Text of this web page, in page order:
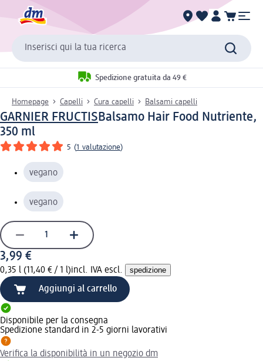
Inserisci qui la tua ricerca
Spedizione gratuita da 49 €
Homepage Capelli Cura capelli Balsami capelli
GARNIER FRUCTISBalsamo Hair Food Nutriente,
350 ml
5 (1 valutazione)
vegano
vegano
3,99 €
0,35 l (11,40 € / 1 l)incl. IVA escl. spedizione
Aggiungi al carrello
Disponibile per la consegna
Spedizione standard in 2-5 giorni lavorativi
Verifica la disponibilità in un negozio dm